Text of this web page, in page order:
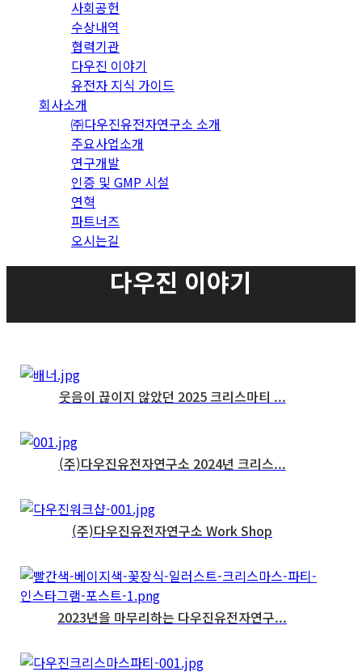
사회공헌
수상내역
협력기관
다우진 이야기
유전자 지식 가이드
회사소개
㈜다우진유전자연구소 소개
주요사업소개
연구개발
인증 및 GMP 시설
연혁
파트너즈
오시는길
다우진 이야기
웃음이 끊이지 않았던 2025 크리스마티 ...
(주)다우진유전자연구소 2024년 크리스...
(주)다우진유전자연구소 Work Shop
2023년을 마무리하는 다우진유전자연구...